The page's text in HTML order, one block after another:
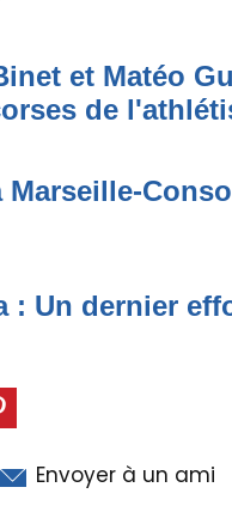
et Matéo
de
Marseille-
: Un dernier
Envoyer à un ami